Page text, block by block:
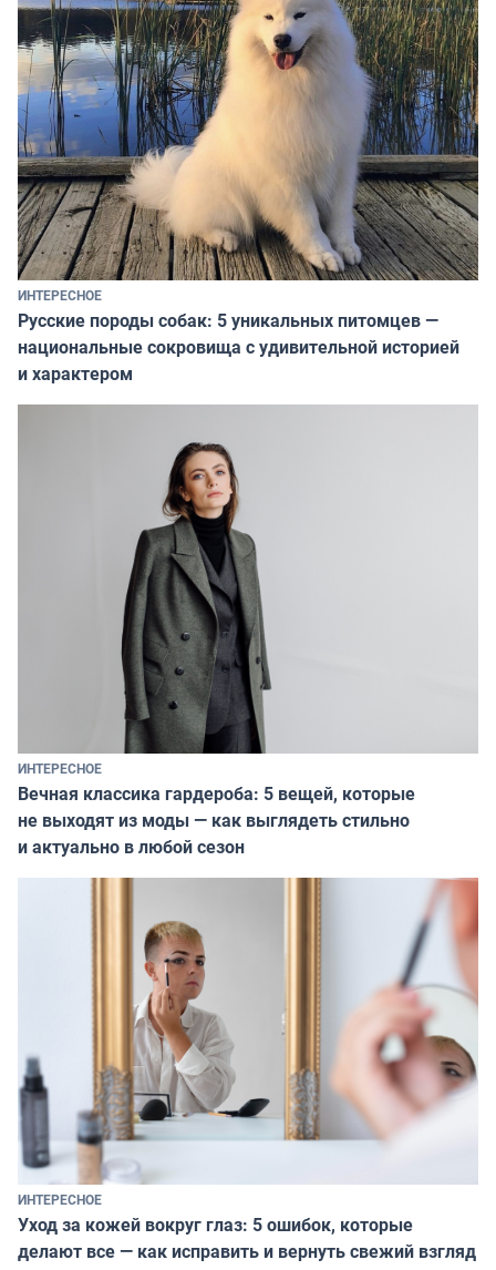
ИНТЕРЕСНОЕ
Русские породы собак: 5 уникальных питомцев —
национальные сокровища с удивительной историей
и характером
ИНТЕРЕСНОЕ
Вечная классика гардероба: 5 вещей, которые
не выходят из моды — как выглядеть стильно
и актуально в любой сезон
ИНТЕРЕСНОЕ
Уход за кожей вокруг глаз: 5 ошибок, которые
делают все — как исправить и вернуть свежий взгляд